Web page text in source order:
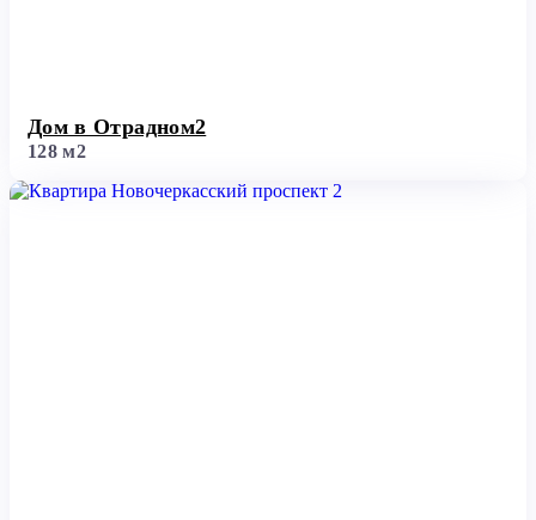
Дом в Отрадном2
128 м2